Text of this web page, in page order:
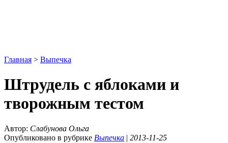
Главная > Выпечка
Штрудель с яблоками и
творожным тестом
Автор: Слабунова Ольга
Опубликовано в рубрике Выпечка | 2013-11-25